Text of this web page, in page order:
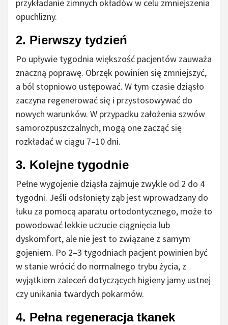
przykładanie zimnych okładów w celu zmniejszenia
opuchlizny.
2. Pierwszy tydzień
Po upływie tygodnia większość pacjentów zauważa
znaczną poprawę. Obrzęk powinien się zmniejszyć,
a ból stopniowo ustępować. W tym czasie dziąsło
zaczyna regenerować się i przystosowywać do
nowych warunków. W przypadku założenia szwów
samorozpuszczalnych, mogą one zacząć się
rozkładać w ciągu 7–10 dni.
3. Kolejne tygodnie
Pełne wygojenie dziąsła zajmuje zwykle od 2 do 4
tygodni. Jeśli odsłonięty ząb jest wprowadzany do
łuku za pomocą aparatu ortodontycznego, może to
powodować lekkie uczucie ciągnięcia lub
dyskomfort, ale nie jest to związane z samym
gojeniem. Po 2–3 tygodniach pacjent powinien być
w stanie wrócić do normalnego trybu życia, z
wyjątkiem zaleceń dotyczących higieny jamy ustnej
czy unikania twardych pokarmów.
4. Pełna regeneracja tkanek